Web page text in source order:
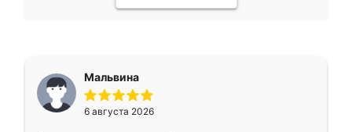
Мальвина
6 августа 2026